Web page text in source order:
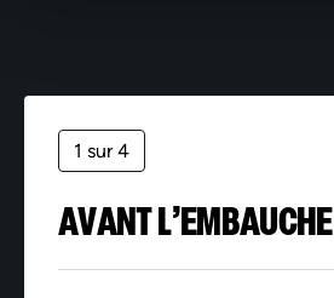
1 sur 4
AVANT L’EMBAUCHE